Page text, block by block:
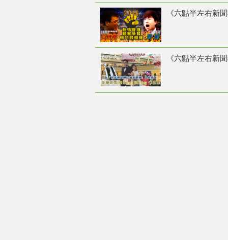
《六點半左右新
《六點半左右新